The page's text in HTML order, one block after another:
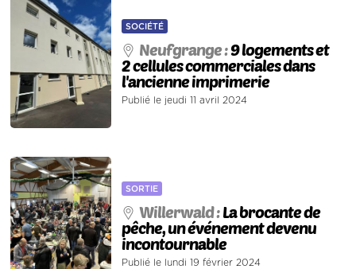
SOCIÉTÉ
Neufgrange :9 logements et
2 cellules commerciales dans
l'ancienne imprimerie
Publié le jeudi 11 avril 2024
SORTIE
Willerwald :La brocante de
pêche, un événement devenu
incontournable
Publié le lundi 19 février 2024